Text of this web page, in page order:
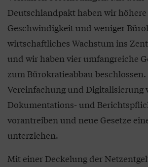
Deutschlandpakt haben wir höhere
Geschwindigkeit und weniger
wirtschaftliches Wachstum ins
und wir haben vier umfangreiche
zum Bürokratieabbau
Vereinfachung und Digitalisierung
Dokumentations- und
vorantreiben und neue Gesetze
unterziehen.
Mit einer Deckelung der